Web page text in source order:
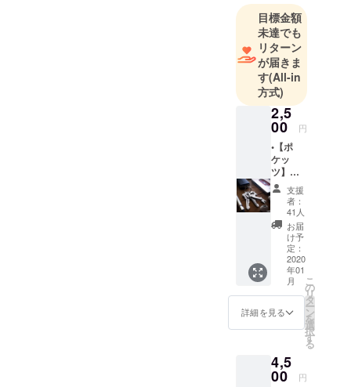
く販売して
いき、日本
人がまだ知
らない、革
新的な商品
を輸入して
いきたいと
考えていま
目標金額
未達でも
リターン
が届きま
す(All-in
方式)
2,5
00 円
•【ポ
ケッ
ツ】１
つ 2500
円 ※送
料は込
みにな
りま
す。
支援
者：
41人
お届
け予
定：
2020
年01
月
詳細を見る
こ
の
リ
タ
ー
ン
を
選
択
す
る
4,5
00 円